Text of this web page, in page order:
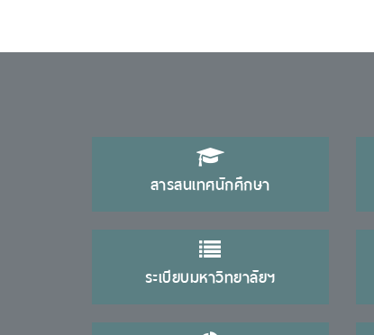
สารสนเทศนักศึกษา
ระเบียบมหาวิทยาลัยฯ